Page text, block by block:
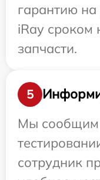
гарантию на
iRay сроком
запчасти.
5
Мы сообщим
сотрудник